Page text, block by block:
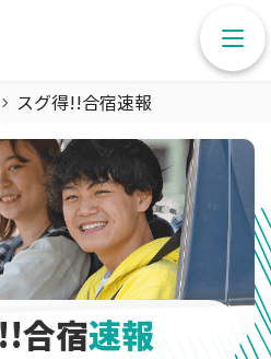
スグ得!!合宿速報
!!合宿速報